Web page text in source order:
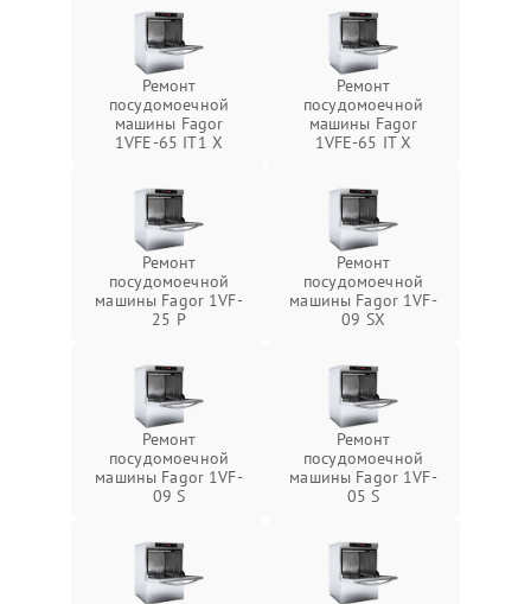
Ремонт
посудомоечной
машины Fagor
1VFE-65 IT1 X
Ремонт
посудомоечной
машины Fagor
1VFE-65 IT X
Ремонт
посудомоечной
машины Fagor 1VF-
25 P
Ремонт
посудомоечной
машины Fagor 1VF-
09 SX
Ремонт
посудомоечной
машины Fagor 1VF-
09 S
Ремонт
посудомоечной
машины Fagor 1VF-
05 S